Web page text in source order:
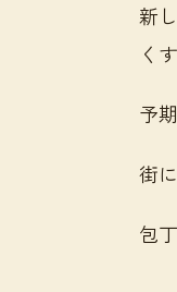
新
く
予
街
包